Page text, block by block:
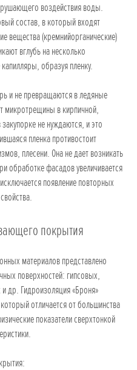
воздействия воды.
состав, в который входят
вещества (кремнийорганические)
вглубь на несколько
образуя пленку.
и не превращаются в ледяные
микротрещины в кирпичной,
не нуждаются, и это
пленка противостоит
плесени. Она не дает возникать
обработке фасадов увеличивается
появление повторных
покрытия
материалов представлено
поверхностей: гипсовых,
др. Гидроизоляция «Броня»
отличается от большинства
показатели сверхтонкой